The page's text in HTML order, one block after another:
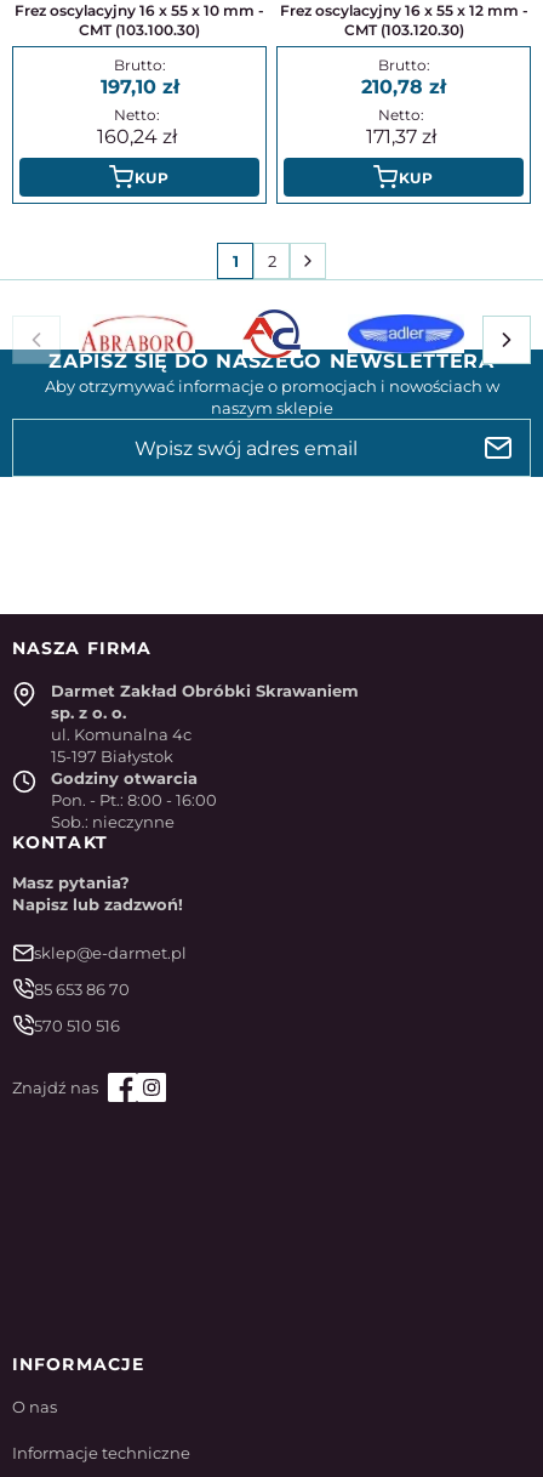
Frez oscylacyjny 16 x 55 x 10 mm -
CMT (103.100.30)
197,10
160,24
KUP
Frez oscylacyjny 16 x 55 x 12 mm -
CMT (103.120.30)
210,78
171,37
KUP
1 2
ZAPISZ SIĘ DO NASZEGO NEWSLETTERA
Aby otrzymywać informacje o promocjach i nowościach w
naszym sklepie
NASZA FIRMA
Darmet Zakład Obróbki Skrawaniem
sp. z o. o.
ul. Komunalna 4c
15-197 Białystok
Godziny otwarcia
Pon. - Pt.: 8:00 - 16:00
Sob.: nieczynne
KONTAKT
Masz pytania?
Napisz lub zadzwoń!
sklep@e-darmet.pl
85 653 86 70
570 510 516
INFORMACJE
O nas
Informacje techniczne